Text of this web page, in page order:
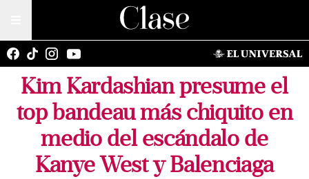
Kim Kardashian presume el
top bandeau más chiquito en
medio del escándalo de
Kanye West y Balenciaga